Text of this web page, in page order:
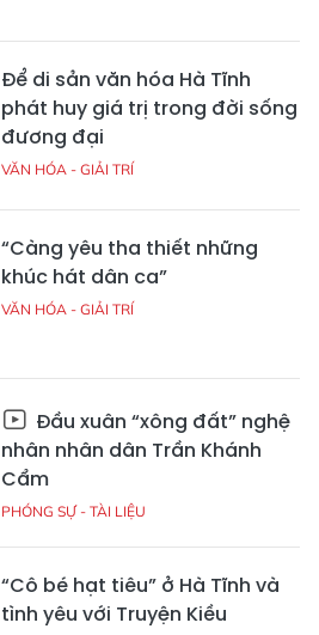
Để di sản văn hóa Hà Tĩnh
phát huy giá trị trong đời sống
đương đại
VĂN HÓA - GIẢI TRÍ
“Càng yêu tha thiết những
khúc hát dân ca”
VĂN HÓA - GIẢI TRÍ
Đầu xuân “xông đất” nghệ
nhân nhân dân Trần Khánh
Cẩm
PHÓNG SỰ - TÀI LIỆU
“Cô bé hạt tiêu” ở Hà Tĩnh và
tình yêu với Truyện Kiều